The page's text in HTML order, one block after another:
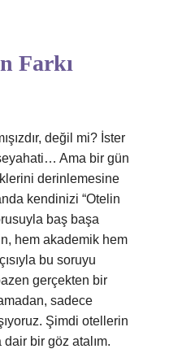
Farkı
değil mi? İster
Ama bir gün
derinlemesine
kendinizi “Otelin
baş başa
hem akademik hem
bu soruyu
gerçekten bir
sadece
Şimdi otellerin
bir göz atalım.